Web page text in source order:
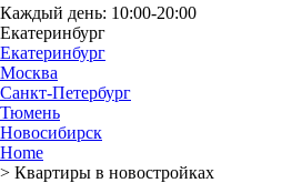
Каждый день: 10:00-20:00
Екатеринбург
Екатеринбург
Москва
Санкт-Петербург
Тюмень
Новосибирск
Home
> Квартиры в новостройках